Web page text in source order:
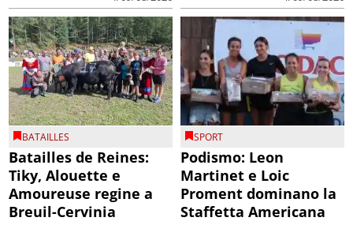
BATAILLES
Batailles de Reines:
Tiky, Alouette e
Amoureuse regine a
Breuil-Cervinia
SPORT
Podismo: Leon
Martinet e Loic
Proment dominano la
Staffetta Americana